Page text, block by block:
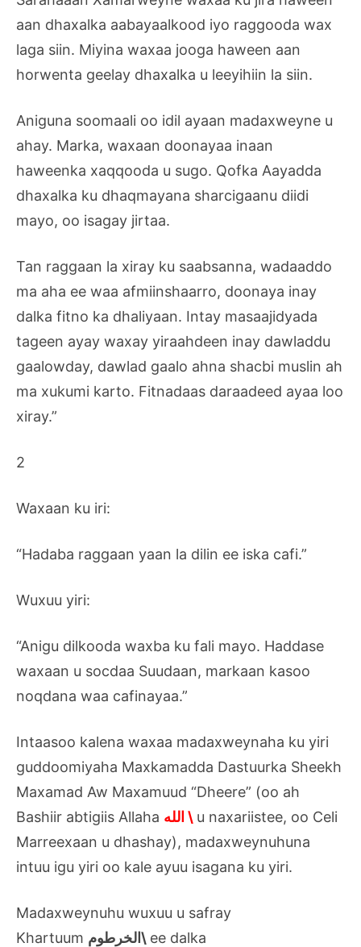
aan dhaxalka aabayaalkood iyo raggooda wax
laga siin. Miyina waxaa jooga haween aan
horwenta geelay dhaxalka u leeyihiin la siin.
Aniguna soomaali oo idil ayaan madaxweyne u
ahay. Marka, waxaan doonayaa inaan
haweenka xaqqooda u sugo. Qofka Aayadda
dhaxalka ku dhaqmayana sharcigaanu diidi
mayo, oo isagay jirtaa.
Tan raggaan la xiray ku saabsanna, wadaaddo
ma aha ee waa afmiinshaarro, doonaya inay
dalka fitno ka dhaliyaan. Intay masaajidyada
tageen ayay waxay yiraahdeen inay dawladdu
gaalowday, dawlad gaalo ahna shacbi muslin ah
ma xukumi karto. Fitnadaas daraadeed ayaa loo
xiray.”
2
Waxaan ku iri:
“Hadaba raggaan yaan la dilin ee iska cafi.”
Wuxuu yiri:
“Anigu dilkooda waxba ku fali mayo. Haddase
waxaan u socdaa Suudaan, markaan kasoo
noqdana waa cafinayaa.”
Intaasoo kalena waxaa madaxweynaha ku yiri
guddoomiyaha Maxkamadda Dastuurka Sheekh
Maxamad Aw Maxamuud “Dheere” (oo ah
Bashiir abtigiis Allaha
الله \ u naxariistee, oo Celi
Marreexaan u dhashay), madaxweynuhuna
intuu igu yiri oo kale ayuu isagana ku yiri.
Madaxweynuhu wuxuu u safray
Khartuum
الخرطوم\ ee dalka